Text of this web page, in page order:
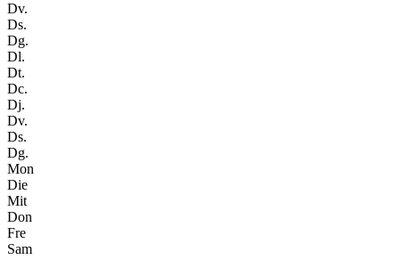
Dv.
Ds.
Dg.
Dl.
Dt.
Dc.
Dj.
Dv.
Ds.
Dg.
Mon
Die
Mit
Don
Fre
Sam